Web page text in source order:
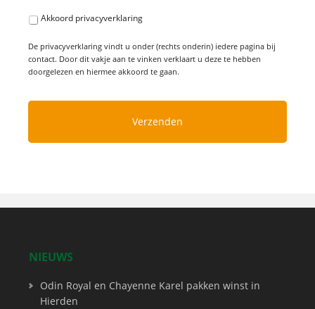
Akkoord privacyverklaring
De privacyverklaring vindt u onder (rechts onderin) iedere pagina bij
contact. Door dit vakje aan te vinken verklaart u deze te hebben
doorgelezen en hiermee akkoord te gaan.
NIEUWS
Odin Royal en Chayenne Karel pakken winst in
Hierden